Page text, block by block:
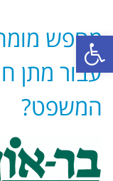
פתח סרגל נגישות
מחפש
עבור מתן
המשפט?